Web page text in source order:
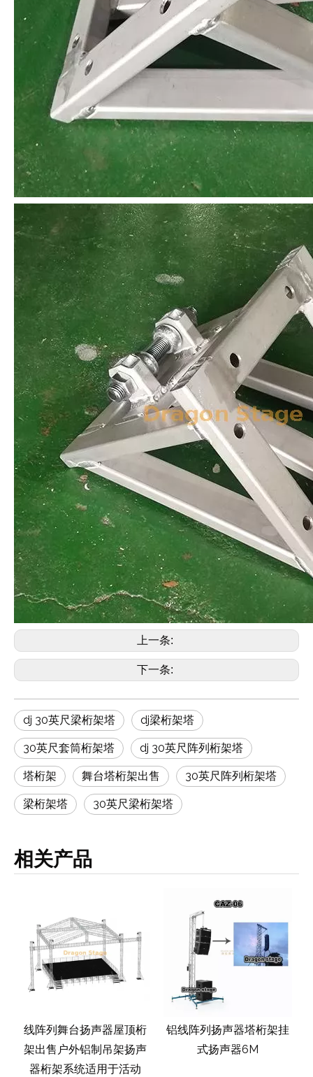
上一条:
下一条:
dj 30英尺梁桁架塔 dj梁桁架塔
30英尺套筒桁架塔 dj 30英尺阵列桁架塔
塔桁架 舞台塔桁架出售 30英尺阵列桁架塔
梁桁架塔 30英尺梁桁架塔
相关产品
线阵列舞台扬声器屋顶桁
架出售户外铝制吊架扬声
器桁架系统适用于活动
铝线阵列扬声器塔桁架挂
式扬声器6M